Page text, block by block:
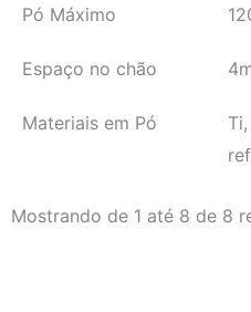
Pó Máximo
Espaço no chão
Materiais em Pó
Mostrando de 1 até 8 de 8